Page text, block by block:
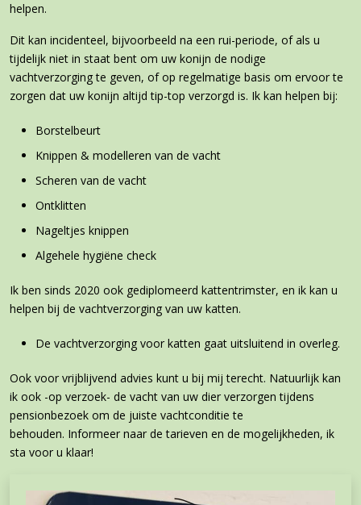
helpen.
Dit kan incidenteel, bijvoorbeeld na een rui-periode, of als u
tijdelijk niet in staat bent om uw konijn de nodige
vachtverzorging te geven, of op regelmatige basis om ervoor te
zorgen dat uw konijn altijd tip-top verzorgd is. Ik kan helpen bij:
Borstelbeurt
Knippen & modelleren van de vacht
Scheren van de vacht
Ontklitten
Nageltjes knippen
Algehele hygiëne check
Ik ben sinds 2020 ook gediplomeerd kattentrimster, en ik kan u
helpen bij de vachtverzorging van uw katten.
De vachtverzorging voor katten gaat uitsluitend in overleg.
Ook voor vrijblijvend advies kunt u bij mij terecht. Natuurlijk kan
ik ook -op verzoek- de vacht van uw dier verzorgen tijdens
pensionbezoek om de juiste vachtconditie te
behouden. Informeer naar de tarieven en de mogelijkheden, ik
sta voor u klaar!